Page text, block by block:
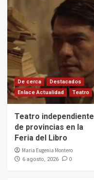
De cerca
Destacados
Enlace Actualidad
Teatro
Teatro independiente
de provincias en la
Feria del Libro
Maria Eugenia Montero
6 agosto, 2026 0